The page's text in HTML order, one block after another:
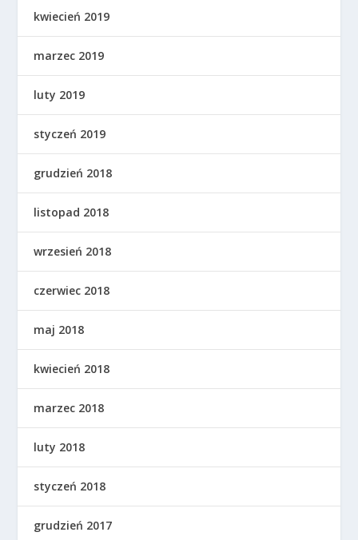
kwiecień 2019
marzec 2019
luty 2019
styczeń 2019
grudzień 2018
listopad 2018
wrzesień 2018
czerwiec 2018
maj 2018
kwiecień 2018
marzec 2018
luty 2018
styczeń 2018
grudzień 2017